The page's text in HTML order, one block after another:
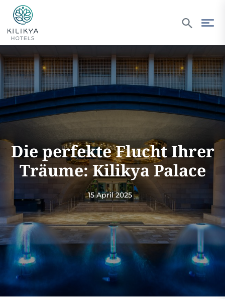
Die perfekte Flucht Ihrer
Träume: Kilikya Palace
15 April 2025